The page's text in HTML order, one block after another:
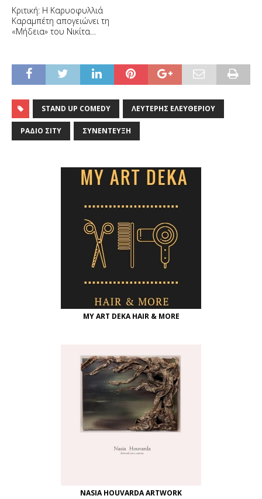
Κριτική: Η Καρυοφυλλιά
Καραμπέτη απογειώνει τη
«Μήδεια» του Νικίτα
STAND UP COMEDY ΛΕΥΤΈΡΗΣ ΕΛΕΥΘΕΡΊΟΥ
ΡΆΔΙΟ ΣΊΤΥ ΣΥΝΈΝΤΕΥΞΗ
MY ART DEKA HAIR & MORE
NASIA HOUVARDA ARTWORK